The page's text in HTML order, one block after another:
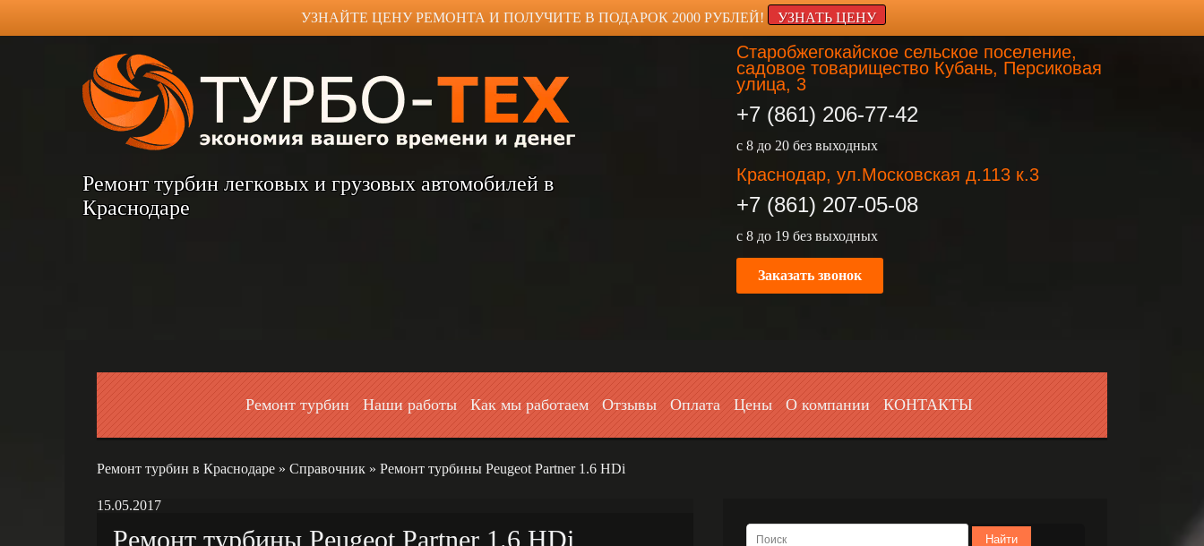
УЗНАЙТЕ ЦЕНУ РЕМОНТА И ПОЛУЧИТЕ В ПОДАРОК 2000 РУБЛЕЙ! УЗНАТЬ ЦЕНУ
Ремонт турбин легковых и грузовых автомобилей в
Краснодаре
Старобжегокайское сельское поселение,
садовое товарищество Кубань, Персиковая
улица, 3
+7 (861) 206-77-42
с 8 до 20 без выходных
Краснодар, ул.Московская д.113 к.3
+7 (861) 207-05-08
с 8 до 19 без выходных
Заказать звонок
Ремонт турбин Наши работы Как мы работаем Отзывы Оплата Цены О компании КОНТАКТЫ
Ремонт турбин в Краснодаре » Справочник » Ремонт турбины Peugeot Partner 1.6 HDi
15.05.2017
Ремонт турбины Peugeot Partner 1.6 HDi Найти